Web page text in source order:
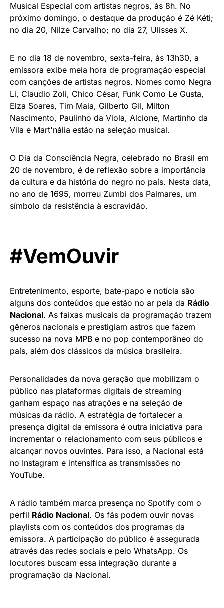
Musical Especial com artistas negros, às 8h. No
próximo domingo, o destaque da produção é Zé Kéti;
no dia 20, Nilze Carvalho; no dia 27, Ulisses X.
E no dia 18 de novembro, sexta-feira, às 13h30, a
emissora exibe meia hora de programação especial
com canções de artistas negros. Nomes como Negra
Li, Claudio Zoli, Chico César, Funk Como Le Gusta,
Elza Soares, Tim Maia, Gilberto Gil, Milton
Nascimento, Paulinho da Viola, Alcione, Martinho da
Vila e Mart'nália estão na seleção musical.
O Dia da Consciência Negra, celebrado no Brasil em
20 de novembro, é de reflexão sobre a importância
da cultura e da história do negro no país. Nesta data,
no ano de 1695, morreu Zumbi dos Palmares, um
símbolo da resistência à escravidão.
#VemOuvir
Entretenimento, esporte, bate-papo e notícia são
alguns dos conteúdos que estão no ar pela da Rádio
Nacional. As faixas musicais da programação trazem
gêneros nacionais e prestigiam astros que fazem
sucesso na nova MPB e no pop contemporâneo do
país, além dos clássicos da música brasileira.
Personalidades da nova geração que mobilizam o
público nas plataformas digitais de streaming
ganham espaço nas atrações e na seleção de
músicas da rádio. A estratégia de fortalecer a
presença digital da emissora é outra iniciativa para
incrementar o relacionamento com seus públicos e
alcançar novos ouvintes. Para isso, a Nacional está
no Instagram e intensifica as transmissões no
YouTube.
A rádio também marca presença no Spotify com o
perfil Rádio Nacional. Os fãs podem ouvir novas
playlists com os conteúdos dos programas da
emissora. A participação do público é assegurada
através das redes sociais e pelo WhatsApp. Os
locutores buscam essa integração durante a
programação da Nacional.